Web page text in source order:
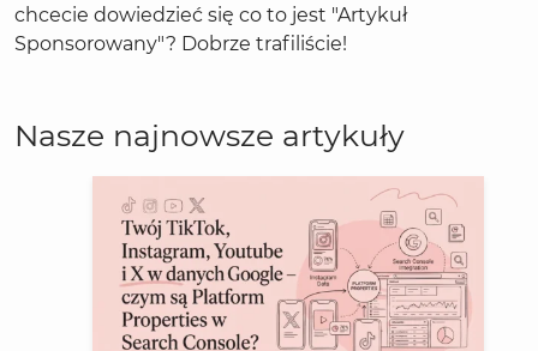
chcecie dowiedzieć się co to jest "Artykuł
Sponsorowany"? Dobrze trafiliście!
Nasze najnowsze artykuły